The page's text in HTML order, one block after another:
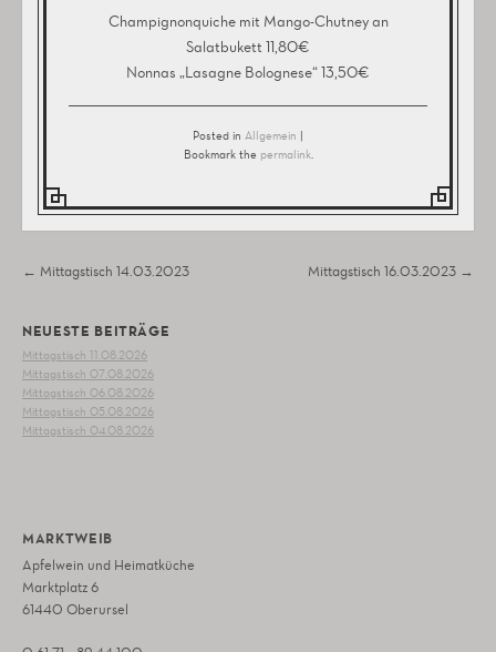
Champignonquiche mit Mango-Chutney an
Salatbukett 11,80€
Nonnas „Lasagne Bolognese“ 13,50€
Posted in Allgemein |
Bookmark the permalink.
Post navigation
← Mittagstisch 14.03.2023 Mittagstisch 16.03.2023 →
NEUESTE BEITRÄGE
Mittagstisch 11.08.2026
Mittagstisch 07.08.2026
Mittagstisch 06.08.2026
Mittagstisch 05.08.2026
Mittagstisch 04.08.2026
MARKTWEIB
Apfelwein und Heimatküche
Marktplatz 6
61440 Oberursel